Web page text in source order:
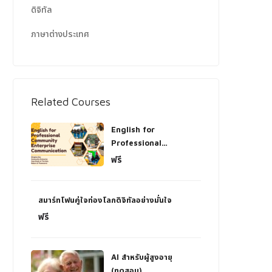
ดิจิทัล
ภาษาต่างประเทศ
Related Courses
English for
Professional
Community Enterprise
ฟรี
สมาร์ทโฟนคู่ใจท่องโลกดิจิทัลอย่างมั่นใจ
ฟรี
AI สำหรับผู้สูงอายุ